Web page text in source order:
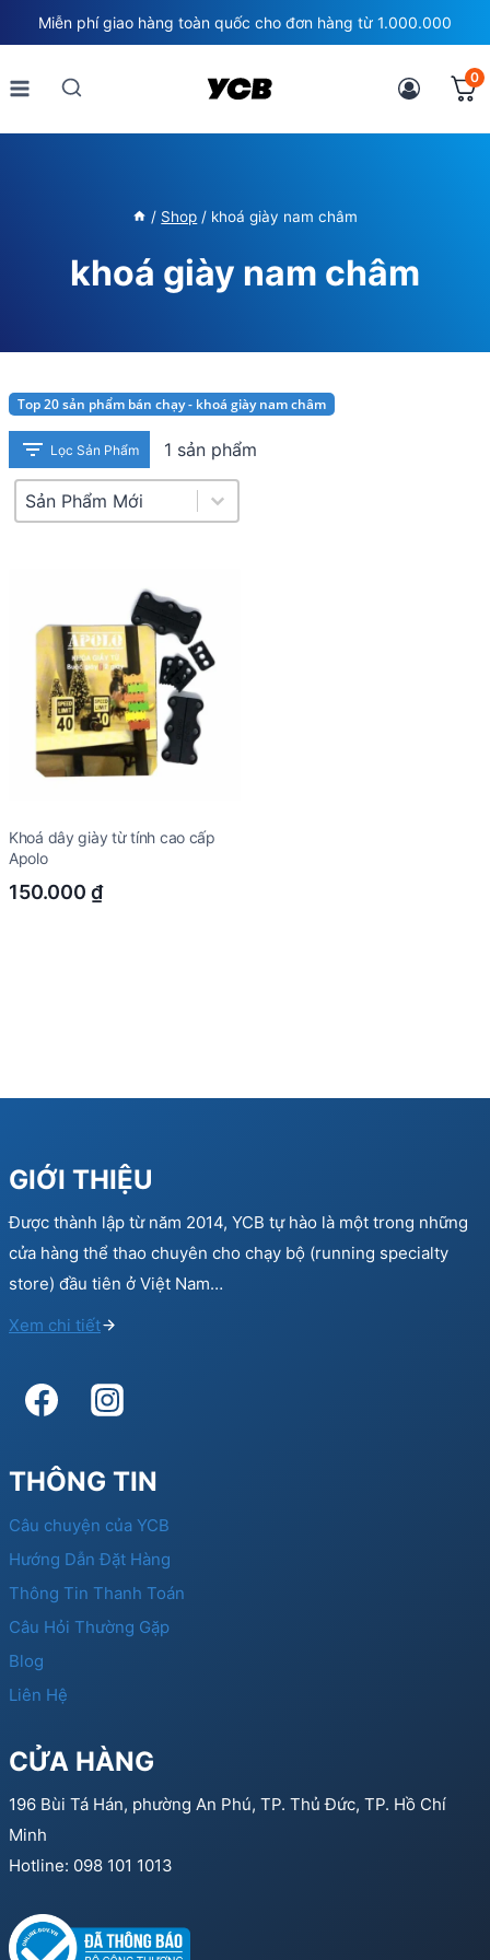
to
content
Miễn phí giao hàng toàn quốc cho đơn hàng từ 1.000.000
0
/ Shop / khoá giày nam châm
khoá giày nam châm
Top 20 sản phẩm bán chạy - khoá giày nam châm
Lọc Sản Phẩm 1 sản phẩm
Product Sort
Sort content
Khoá dây giày từ tính cao cấp
Apolo
150.000 ₫
GIỚI THIỆU
Được thành lập từ năm 2014, YCB tự hào là một trong những
cửa hàng thể thao chuyên cho chạy bộ (running specialty
store) đầu tiên ở Việt Nam…
Xem chi tiết
THÔNG TIN
Câu chuyện của YCB
Hướng Dẫn Đặt Hàng
Thông Tin Thanh Toán
Câu Hỏi Thường Gặp
Blog
Liên Hệ
CỬA HÀNG
196 Bùi Tá Hán, phường An Phú, TP. Thủ Đức, TP. Hồ Chí
Minh
Hotline: 098 101 1013